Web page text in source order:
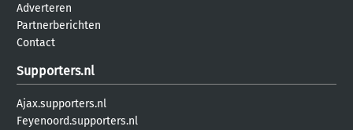
Adverteren
Partnerberichten
Contact
Supporters.nl
Ajax.supporters.nl
Feyenoord.supporters.nl